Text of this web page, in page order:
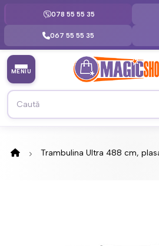
078 55 55 35
067 55 55 35
MENIU
Trambulina Ultra 488 cm,